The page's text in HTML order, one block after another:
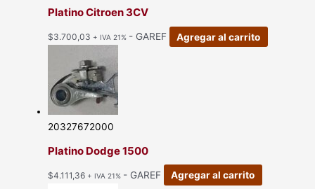
Platino Citroen 3CV
$3.700,03 + IVA 21% - GAREF Agregar al carrito
20327672000
Platino Dodge 1500
$4.111,36 + IVA 21% - GAREF Agregar al carrito